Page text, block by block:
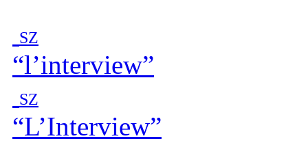
SZ
“l’interview”
SZ
“L’Interview”